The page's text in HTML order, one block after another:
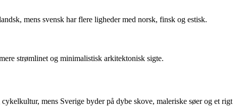
mens svensk har flere ligheder med norsk, finsk og estisk.
strømlinet og minimalistisk arkitektonisk sigte.
mens Sverige byder på dybe skove, maleriske søer og et rigt